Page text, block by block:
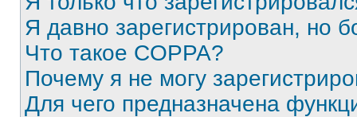
Я давно зарегистрирован, но
Что такое COPPA?
Почему я не могу
Для чего предназначена